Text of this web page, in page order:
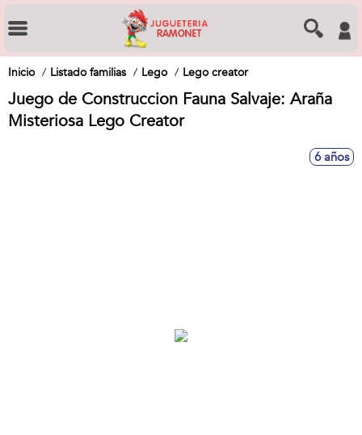
Inicio Listado familias Lego Lego creator
Juego de Construccion Fauna Salvaje: Araña
Misteriosa Lego Creator
6 años